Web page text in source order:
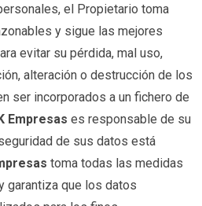
el Propietario toma
y sigue las mejores
evitar su pérdida, mal uso,
alteración o destrucción de los
ser incorporados a un fichero de
Empresas es responsable de su
de sus datos está
toma todas las medidas
garantiza que los datos